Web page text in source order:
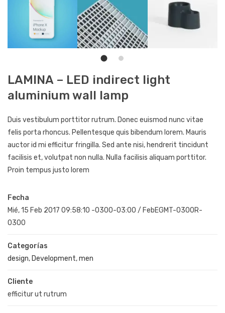
LAMINA – LED indirect light
aluminium wall lamp
Duis vestibulum porttitor rutrum. Donec euismod nunc vitae
felis porta rhoncus. Pellentesque quis bibendum lorem. Mauris
auctor id mi efficitur fringilla. Sed ante nisi, hendrerit tincidunt
facilisis et, volutpat non nulla. Nulla facilisis aliquam porttitor.
Proin tempus justo lorem
Fecha
Mié, 15 Feb 2017 09:58:10 -0300-03:00 / FebEGMT-0300R-
0300
Categorías
design, Development,men
Cliente
efficitur ut rutrum